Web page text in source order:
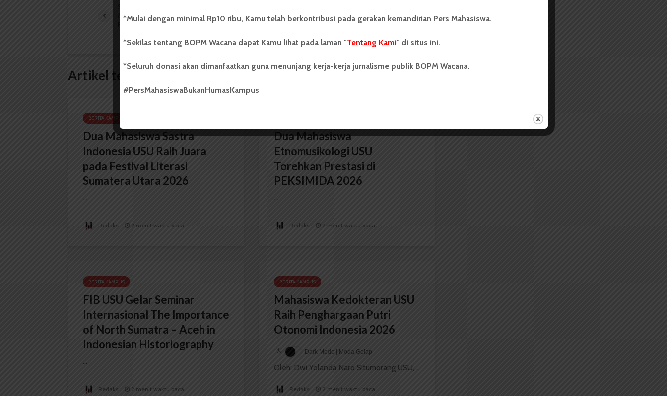
Mengadakan Sosialisasi ke Semua
Mengajar Mitra USU
Artikel terkait lain
BERITA KAMPUS
Dua Mahasiswa Sastra
Indonesia USU Raih Juara
pada Festival Literasi
Sumatera Utara 2026
...
Redaksi 2 menit waktu baca
Dua Mahasiswa
Etnomusikologi USU
Torehkan Prestasi di
PEKSIMIDA 2026
...
Redaksi 2 menit waktu baca
BERITA KAMPUS
FIB USU Gelar Seminar
Internasional The Importance
of North Sumatra – Aceh in
Indonesian Historiography
...
Redaksi 2 menit waktu baca
BERITA KAMPUS
Mahasiswa Kedokteran USU
Raih Penghargaan Putri
Otonomi Indonesia 2026
Dark Mode | Moda Gelap
Oleh: Dwi Yolanda Naro Situmorang USU,...
Redaksi 2 menit waktu baca
*Mulai dengan minimal Rp10 ribu, Kamu telah berkontribusi pada gerakan kemandirian Pers Mahasiswa.
*Sekilas tentang BOPM Wacana dapat Kamu lihat pada laman "Tentang Kami" di situs ini.
*Seluruh donasi akan dimanfaatkan guna menunjang kerja-kerja jurnalisme publik BOPM Wacana.
#PersMahasiswaBukanHumasKampus